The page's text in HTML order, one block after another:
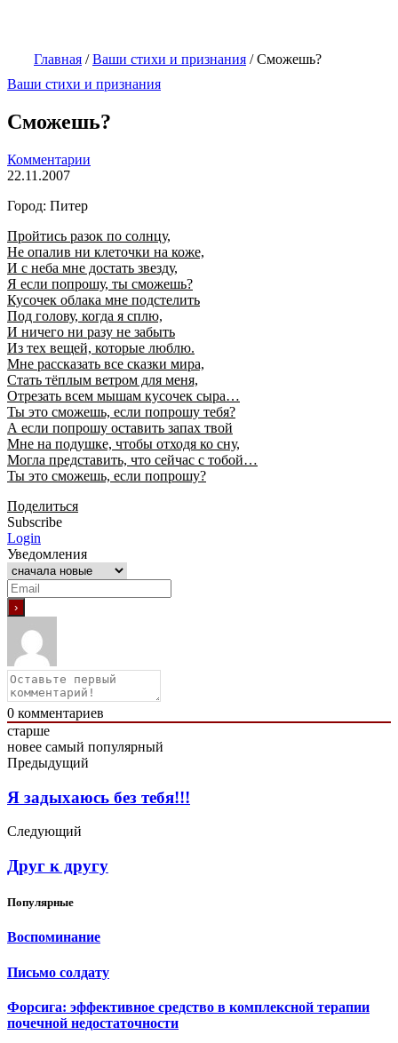
Главная /Ваши стихи и признания /Сможешь?
Ваши стихи и признания
Сможешь?
Комментарии
22.11.2007
Город: Питер
Пройтись разок по солнцу,
Не опалив ни клеточки на коже,
И с неба мне достать звезду,
Я если попрошу, ты сможешь?
Кусочек облака мне подстелить
Под голову, когда я сплю,
И ничего ни разу не забыть
Из тех вещей, которые люблю.
Мне рассказать все сказки мира,
Стать тёплым ветром для меня,
Отрезать всем мышам кусочек сыра…
Ты это сможешь, если попрошу тебя?
А если попрошу оставить запах твой
Мне на подушке, чтобы отходя ко сну,
Могла представить, что сейчас с тобой…
Ты это сможешь, если попрошу?
Поделиться
Subscribe
Login
Уведомления
0 комментариев
старше
новее самый популярный
Предыдущий
Я задыхаюсь без тебя!!!
Следующий
Друг к другу
Популярные
Воспоминание
Письмо солдату
Форсига: эффективное средство в комплексной терапии
почечной недостаточности